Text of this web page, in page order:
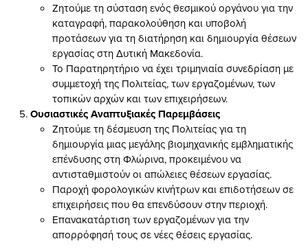
Ζητούμε τη σύσταση ενός θεσμικού οργάνου για την
καταγραφή, παρακολούθηση και υποβολή
προτάσεων για τη διατήρηση και δημιουργία θέσεων
εργασίας στη Δυτική Μακεδονία.
Το Παρατηρητήριο να έχει τριμηνιαία συνεδρίαση με
συμμετοχή της Πολιτείας, των εργαζομένων, των
τοπικών αρχών και των επιχειρήσεων.
Ουσιαστικές Αναπτυξιακές Παρεμβάσεις
Ζητούμε τη δέσμευση της Πολιτείας για τη
δημιουργία μιας μεγάλης βιομηχανικής εμβληματικής
επένδυσης στη Φλώρινα, προκειμένου να
αντισταθμιστούν οι απώλειες θέσεων εργασίας.
Παροχή φορολογικών κινήτρων και επιδοτήσεων σε
επιχειρήσεις που θα επενδύσουν στην περιοχή.
Επανακατάρτιση των εργαζομένων για την
απορρόφησή τους σε νέες θέσεις εργασίας.